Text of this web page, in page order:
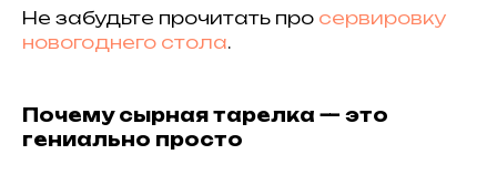
Не забудьте прочитать про сервировку
новогоднего стола.
Почему сырная тарелка — это
гениально просто